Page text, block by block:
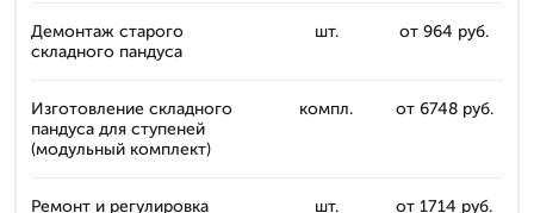
Демонтаж старого
складного пандуса
шт. от 964 руб.
Изготовление складного
пандуса для ступеней
(модульный комплект)
компл. от 6748 руб.
Ремонт и регулировка
шт. от 1714 руб.